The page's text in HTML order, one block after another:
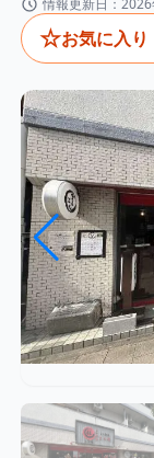
情報更新日：
☆お気に入り